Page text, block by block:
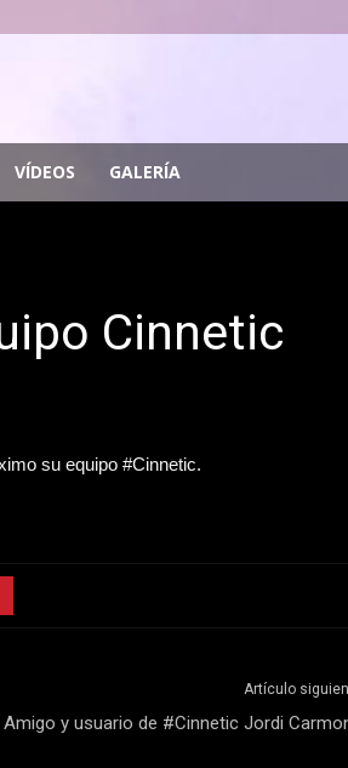
VÍDEOS GALERÍA
Cinnetic
su equipo #Cinnetic.
Artículo
Amigo y usuario de #Cinnetic Jordi